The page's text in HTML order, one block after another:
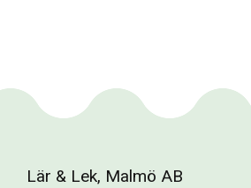
Lär & Lek, Malmö AB